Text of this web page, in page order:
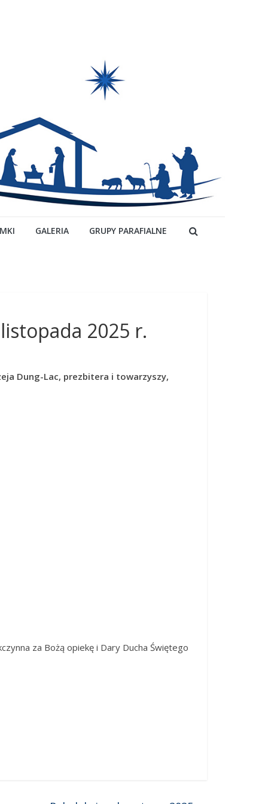
GALERIA GRUPY PARAFIALNE
2025 r.
Dung-Lac, prezbitera i towarzyszy,
za Bożą opiekę i Dary Ducha Świętego